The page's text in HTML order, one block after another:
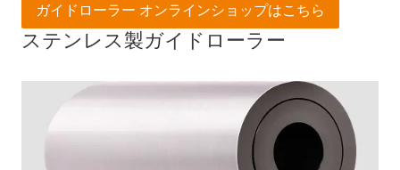
ステンレス製ガイドローラー
ガイドローラー オンラインショップはこちら